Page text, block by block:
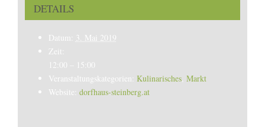
DETAILS
Datum:
3. Mai 2019
Zeit:
12:00 – 15:00
Veranstaltungskategorien: Kulinarisches, Markt
Website: dorfhaus-steinberg.at